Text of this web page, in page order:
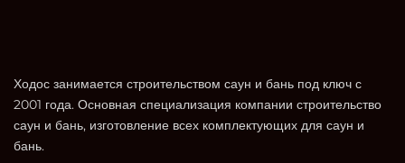
Ходос занимается строительством саун и бань под ключ с
2001 года. Основная специализация компании строительство
саун и бань, изготовление всех комплектующих для саун и
бань.